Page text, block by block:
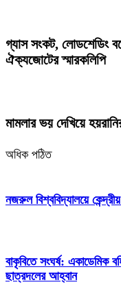
গ্যাস সংকট, লোডশেডিং
ঐক্যজোটের স্মারকলিপি
মামলার ভয় দেখিয়ে
অধিক পঠিত
নজরুল বিশ্ববিদ্যালয়ে
বাকৃবিতে সংঘর্ষ: একাডেমিক
ছাত্রদলের আহ্বান